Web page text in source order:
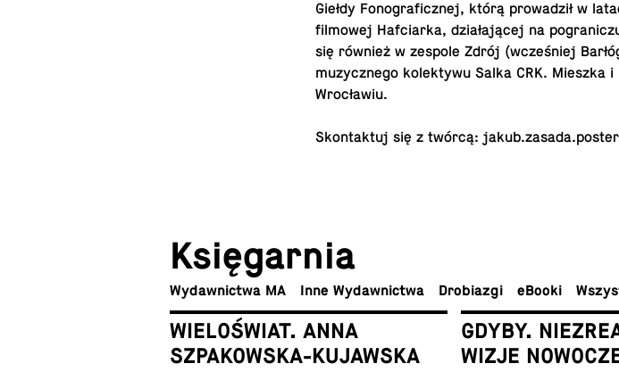
Giełdy Fo­no­gra­ficz­nej, którą pro­wa­dził w
fil­mo­wej Haf­ciar­ka, dzia­ła­ją­cej na
się również w zespole Zdrój (wcze­śniej
mu­zycz­ne­go ko­lek­ty­wu Salka CRK. Mieszka
Wrocławiu.
Skon­tak­tuj się z twórcą: jakub.​zasada.​poster
Księ­gar­nia
Wy­daw­nic­twa MA Inne Wydawnictwa Dro­bia­zgi eBooki
WIELOŚWIAT. ANNA
SZPAKOWSKA-KUJAWSKA
GDYBY.
WIZJE